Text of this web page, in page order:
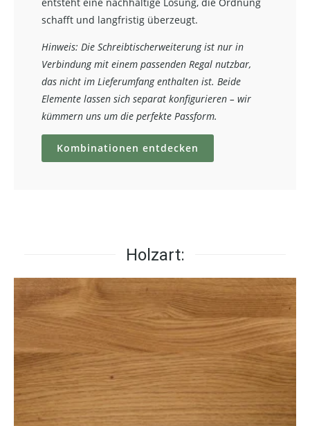
schafft und langfristig überzeugt.
Hinweis: Die Schreibtischerweiterung ist nur in
Verbindung mit einem passenden Regal nutzbar,
das nicht im Lieferumfang enthalten ist. Beide
Elemente lassen sich separat konfigurieren – wir
kümmern uns um die perfekte Passform.
Kombinationen entdecken
Holzart: